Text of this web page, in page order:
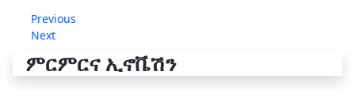
Previous
Next
ምርምርና ኢኖቬሽን